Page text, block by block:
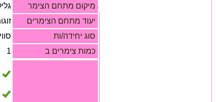
מיקום מתחם הצימר
יעוד מתחם הצימרים
סוג יחידה/ות
כמות צימרים ב
1